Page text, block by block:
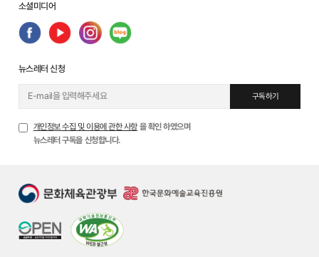
소셜미디어
뉴스레터 신청
구독하기
개인정보 수집 및 이용에 관한 사항 을 확인 하였으며
뉴스레터 구독을 신청합니다.